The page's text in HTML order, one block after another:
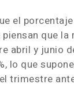
el
que
abril y junio
lo que
trimestre